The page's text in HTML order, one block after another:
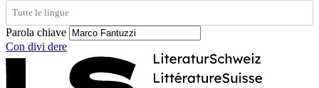
Parola chiave
Con divi dere